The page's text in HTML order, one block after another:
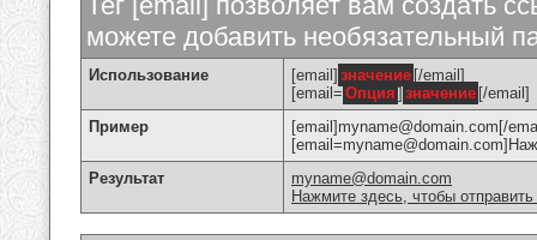
можете добавить необязательный
Использование [email] значение [/email]
[email= Опция ] значение [/email]
Пример
[email]myname@domain.com[/
Результат
myname@domain.com
Нажмите здесь, чтобы